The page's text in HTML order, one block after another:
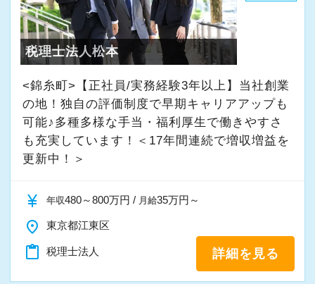
・入社時期は柔軟に対応
・半年～1年の調整も可能
「応募する」からお気軽にご連絡ください。
★入社後の仕事内容★
業務時間内は、事務所内スタッフともやりとり
して頂きながら、
完全在宅会計スタッフとして、会計業務全般を
お任せします。
【具体的な業務】
・記帳代行
・年末調整業務
・申告書作成補助
・決算業務
・Excelを使用した集計、Wordでの文書作成
税理士法人松本
<錦糸町>【正社員/実務経験3年以上】当社創業
の地！独自の評価制度で早期キャリアアップも
可能♪多種多様な手当・福利厚生で働きやすさ
も充実しています！＜17年間連続で増収増益を
更新中！＞
currency_yen 年収480～800万円 / 月給35万円～
place 東京都江東区
content_paste 税理士法人 詳細を見る